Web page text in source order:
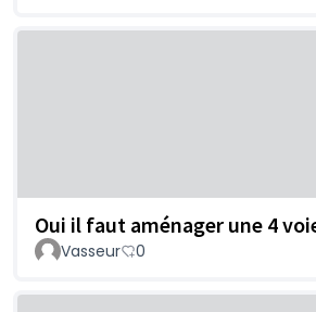
Oui il faut aménager une 4
Vasseur 0